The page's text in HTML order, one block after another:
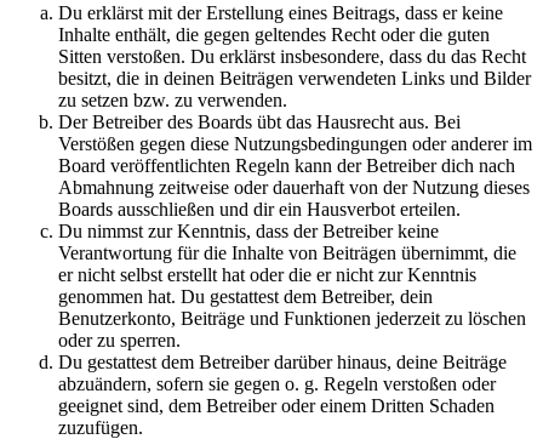
Du erklärst mit der Erstellung eines Beitrags, dass er keine
Inhalte enthält, die gegen geltendes Recht oder die guten
Sitten verstoßen. Du erklärst insbesondere, dass du das Recht
besitzt, die in deinen Beiträgen verwendeten Links und Bilder
zu setzen bzw. zu verwenden.
Der Betreiber des Boards übt das Hausrecht aus. Bei
Verstößen gegen diese Nutzungsbedingungen oder anderer im
Board veröffentlichten Regeln kann der Betreiber dich nach
Abmahnung zeitweise oder dauerhaft von der Nutzung dieses
Boards ausschließen und dir ein Hausverbot erteilen.
Du nimmst zur Kenntnis, dass der Betreiber keine
Verantwortung für die Inhalte von Beiträgen übernimmt, die
er nicht selbst erstellt hat oder die er nicht zur Kenntnis
genommen hat. Du gestattest dem Betreiber, dein
Benutzerkonto, Beiträge und Funktionen jederzeit zu löschen
oder zu sperren.
Du gestattest dem Betreiber darüber hinaus, deine Beiträge
abzuändern, sofern sie gegen o. g. Regeln verstoßen oder
geeignet sind, dem Betreiber oder einem Dritten Schaden
zuzufügen.